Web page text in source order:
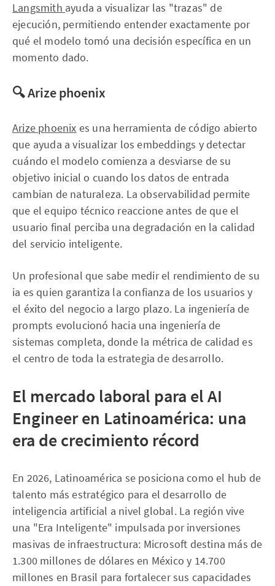
Langsmith ayuda a visualizar las "trazas" de
ejecución, permitiendo entender exactamente por
qué el modelo tomó una decisión específica en un
momento dado.
🔍 Arize phoenix
Arize phoenix es una herramienta de código abierto
que ayuda a visualizar los embeddings y detectar
cuándo el modelo comienza a desviarse de su
objetivo inicial o cuando los datos de entrada
cambian de naturaleza. La observabilidad permite
que el equipo técnico reaccione antes de que el
usuario final perciba una degradación en la calidad
del servicio inteligente.
Un profesional que sabe medir el rendimiento de su
ia es quien garantiza la confianza de los usuarios y
el éxito del negocio a largo plazo. La ingeniería de
prompts evolucionó hacia una ingeniería de
sistemas completa, donde la métrica de calidad es
el centro de toda la estrategia de desarrollo.
El mercado laboral para el AI
Engineer en Latinoamérica: una
era de crecimiento récord
En 2026, Latinoamérica se posiciona como el hub de
talento más estratégico para el desarrollo de
inteligencia artificial a nivel global. La región vive
una "Era Inteligente" impulsada por inversiones
masivas de infraestructura: Microsoft destina más de
1.300 millones de dólares en México y 14.700
millones en Brasil para fortalecer sus capacidades